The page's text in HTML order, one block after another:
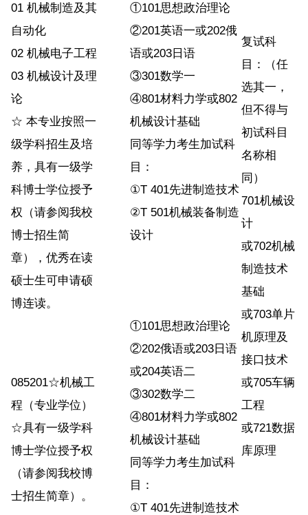
01 机械制造及其
自动化
02 机械电子工程
03 机械设计及理
论
☆ 本专业按照一
级学科招生及培
养，具有一级学
科博士学位授予
权（请参阅我校
博士招生简
章），优秀在读
硕士生可申请硕
博连读。
①101思想政治理论
②201英语一或202俄
语或203日语
③301数学一
④801材料力学或802
机械设计基础
同等学力考生加试科
目：
①T 401先进制造技术
②T 501机械装备制造
设计
复试科
目：（任
选其一，
但不得与
初试科目
名称相
同）
701机械设
计
或702机械
制造技术
基础
或703单片
机原理及
接口技术
或705车辆
工程
或721数据
库原理
085201☆机械工
程（专业学位）
☆具有一级学科
博士学位授予权
（请参阅我校博
士招生简章）。
①101思想政治理论
②202俄语或203日语
或204英语二
③302数学二
④801材料力学或802
机械设计基础
同等学力考生加试科
目：
①T 401先进制造技术